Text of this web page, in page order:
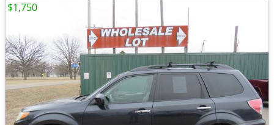
$1,750